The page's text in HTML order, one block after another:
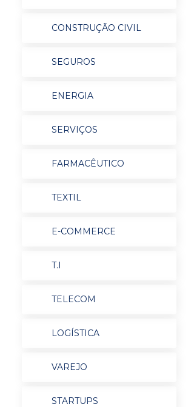
CONSTRUÇÃO CIVIL
SEGUROS
ENERGIA
SERVIÇOS
FARMACÊUTICO
TEXTIL
E-COMMERCE
T.I
TELECOM
LOGÍSTICA
VAREJO
STARTUPS